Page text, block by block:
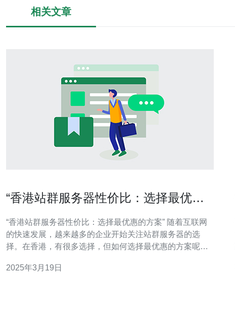
相关文章
“香港站群服务器性价比：选择最优惠
“香港站群服务器性价比：选择最优惠的方案” 随着互联网
的快速发展，越来越多的企业开始关注站群服务器的选
择。在香港，有很多选择，但如何选择最优惠的方案呢？
站群服务器方案。 在选择站群服务器之前，首先要明确自
2025年3月19日